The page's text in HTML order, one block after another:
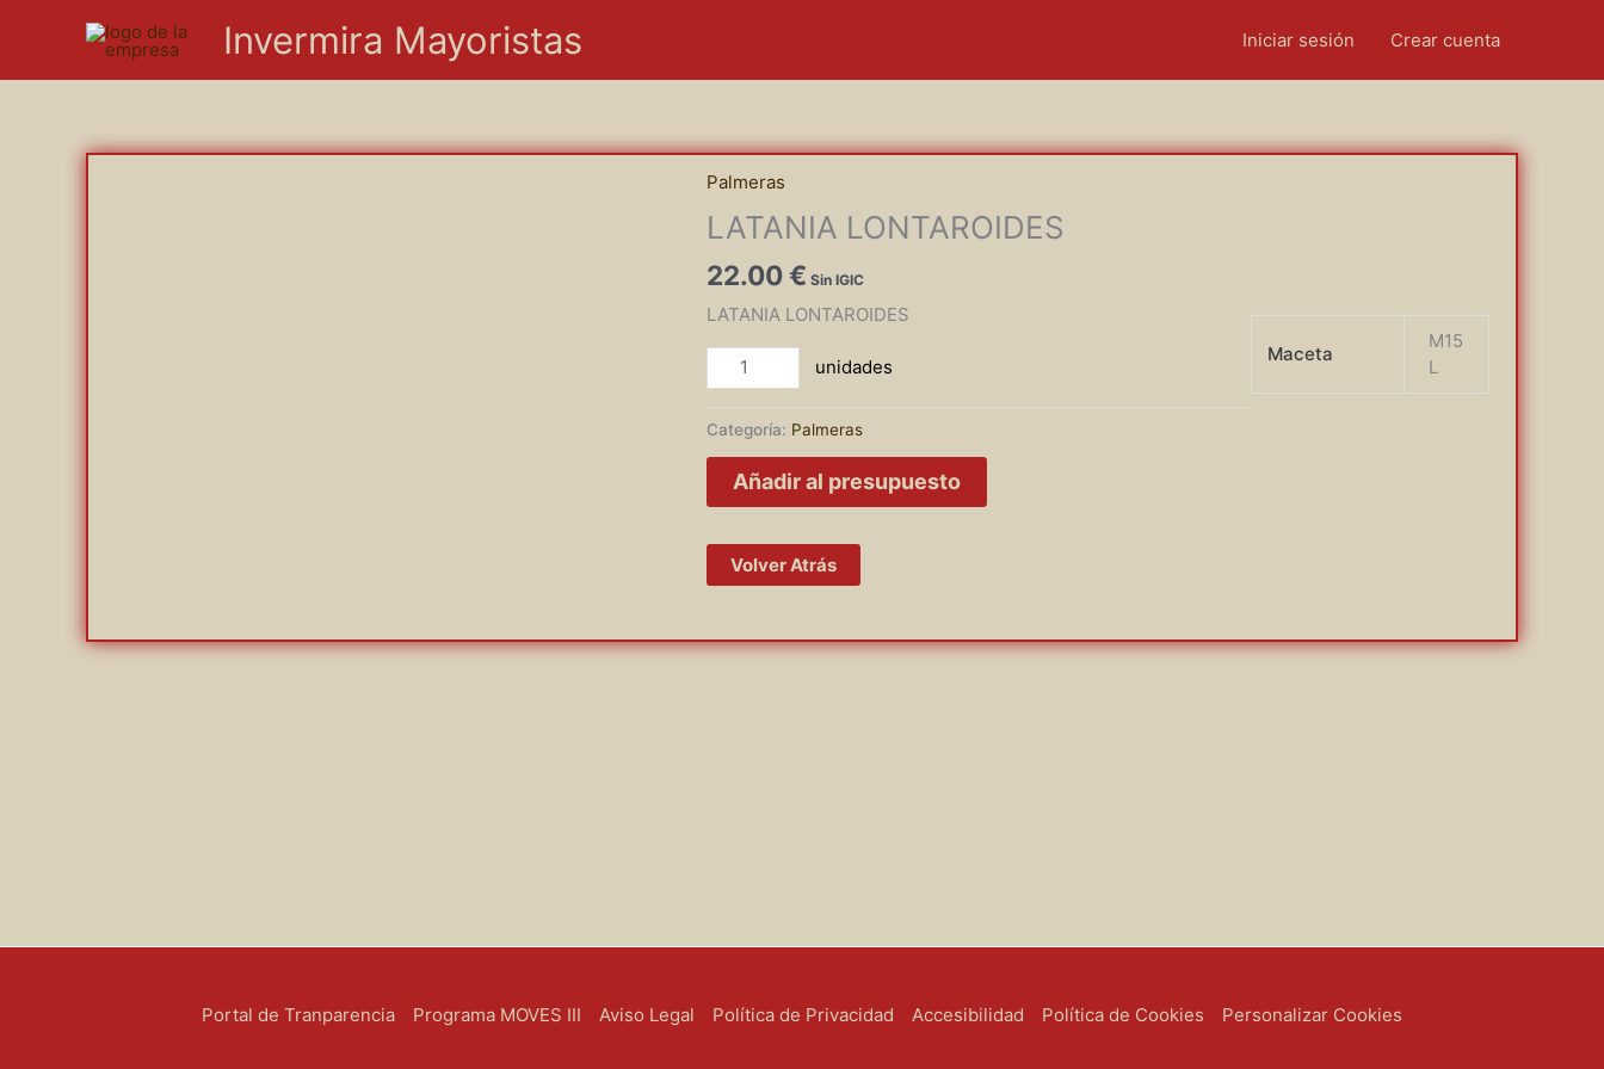
Invermira Mayoristas Iniciar sesión Crear cuenta
Palmeras
LATANIA LONTAROIDES
22.00€
LATANIA LONTAROIDES
LATANIA
LONTAROIDES
Categoría: Palmeras
Añadir al presupuesto
Volver Atrás
Maceta
M15
L
Portal de Tranparencia Programa MOVES III Aviso Legal Política de Privacidad Accesibilidad Política de Cookies Personalizar Cookies